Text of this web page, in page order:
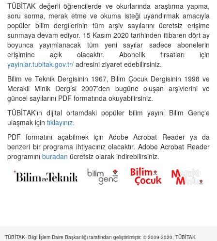
TÜBİTAK değerli öğrencilerde ve okurlarında araştırma yapma,
soru sorma, merak etme ve okuma isteği uyandırmak amacıyla
popüler bilim dergilerinin tüm arşiv sayılarını ücretsiz erişime
sunmaya devam ediyor. 15 Kasım 2020 tarihinden itibaren dört ay
boyunca yayımlanacak tüm yeni sayılar sadece abonelerin
erişimine açık olacaktır. Abonelik fırsatları için
yayinlar.tubitak.gov.tr/ adresini ziyaret edebilirsiniz.
Bilim ve Teknik Dergisinin 1967, Bilim Çocuk Dergisinin 1998 ve
Merakli Minik Dergisi 2007’den bugüne oluşan arşivlerini ve
güncel sayılarını PDF formatında okuyabilirsiniz.
TÜBİTAK'ın dijital ortamdaki popüler bilim yayını Bilim Genç'e
ulaşmak için tıklayınız.
PDF formatını açabilmek için Adobe Acrobat Reader ya da
benzeri bir programa ihtiyacınız olacaktır. Adobe Acrobat Reader
programını buradan ücretsiz olarak indirebilirsiniz.
TÜBİTAK- Bilgi İşlem Daire Başkanlığı tarafından geliştirilmiştir. © 2009-2020, TÜBİTAK